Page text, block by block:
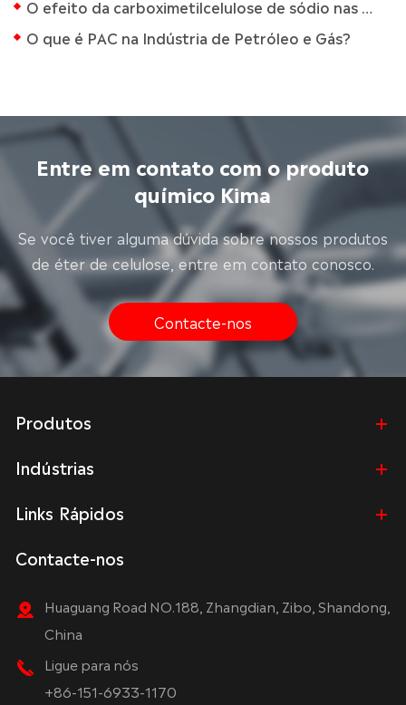
O efeito da carboximetilcelulose de sódio nas propriedades das pastas cerâmicas
O que é PAC na Indústria de Petróleo e Gás?
Entre em contato com o produto
químico Kima
Se você tiver alguma dúvida sobre nossos produtos
de éter de celulose, entre em contato conosco.
Contacte-nos
Produtos
Indústrias
Links Rápidos
Contacte-nos
Huaguang Road NO.188, Zhangdian, Zibo, Shandong,
China
Ligue para nós
+86-151-6933-1170